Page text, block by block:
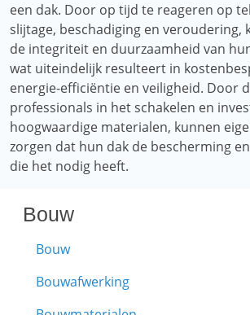
een dak. Door op tijd te reageren op
slijtage, beschadiging en veroudering,
de integriteit en duurzaamheid van
wat uiteindelijk resulteert in
energie-efficiëntie en veiligheid. Door
professionals in het schakelen en
hoogwaardige materialen, kunnen
zorgen dat hun dak de bescherming
die het nodig heeft.
Bouw
Bouw
Bouwafwerking